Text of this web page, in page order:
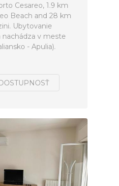
Cesareo, 1.9 km
Beach and 28 km
Ubytovanie
nachádza v meste
- Apulia).